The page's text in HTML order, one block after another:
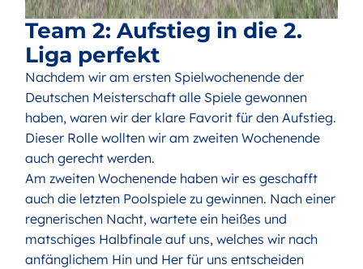
Team 2: Aufstieg in die 2.
Liga perfekt
Nachdem wir am ersten Spielwochenende der
Deutschen Meisterschaft alle Spiele gewonnen
haben, waren wir der klare Favorit für den Aufstieg.
Dieser Rolle wollten wir am zweiten Wochenende
auch gerecht werden.
Am zweiten Wochenende haben wir es geschafft
auch die letzten Poolspiele zu gewinnen. Nach einer
regnerischen Nacht, wartete ein heißes und
matschiges Halbfinale auf uns, welches wir nach
anfänglichem Hin und Her für uns entscheiden